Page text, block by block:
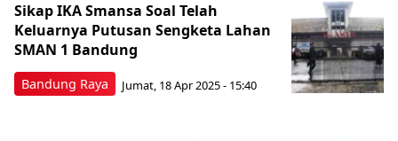
Bandung Raya
Sikap IKA Smansa Soal Telah
Keluarnya Putusan Sengketa Lahan
SMAN 1 Bandung
Jumat, 18 Apr 2025 - 15:40